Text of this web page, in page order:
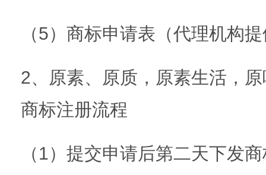
（5）商标申请表（代理机构
2、原素、原质，原素生活，
商标注册流程
（1）提交申请后第二天下发